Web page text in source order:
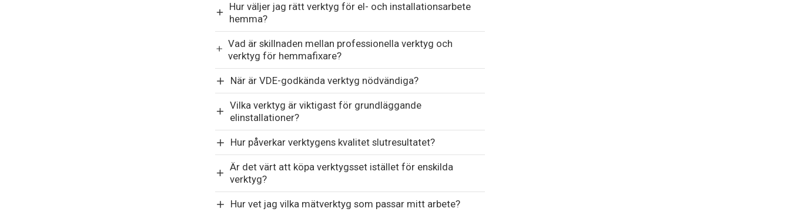
Hur väljer jag rätt verktyg för el- och installationsarbete
hemma?
Vad är skillnaden mellan professionella verktyg och
verktyg för hemmafixare?
När är VDE-godkända verktyg nödvändiga?
Vilka verktyg är viktigast för grundläggande
elinstallationer?
Hur påverkar verktygens kvalitet slutresultatet?
Är det värt att köpa verktygsset istället för enskilda
verktyg?
Hur vet jag vilka mätverktyg som passar mitt arbete?